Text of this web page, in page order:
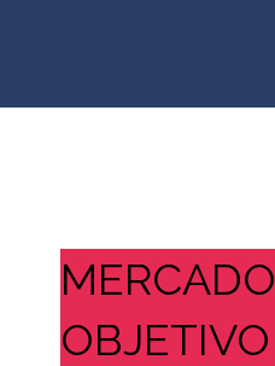
MERCADO
OBJETIVO